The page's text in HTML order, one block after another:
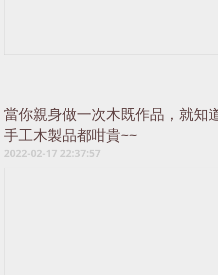
當你親身做一次木既作品，就知
手工木製品都咁貴~~
2022-02-17 22:37:57